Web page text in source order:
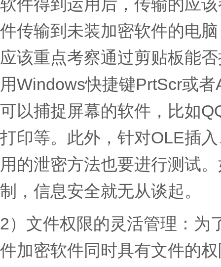
软件得到运用后，传输的应
件传输到未装加密软件的电
应该重点考察通过剪贴板能
用Windows快捷键PrtScr或
可以捕捉屏幕的软件，比如
打印等。此外，针对OLE插
用的泄密方法也要进行测试
制，信息安全就无从谈起。
2）文件权限的灵活管理：为
件加密软件同时具有文件的